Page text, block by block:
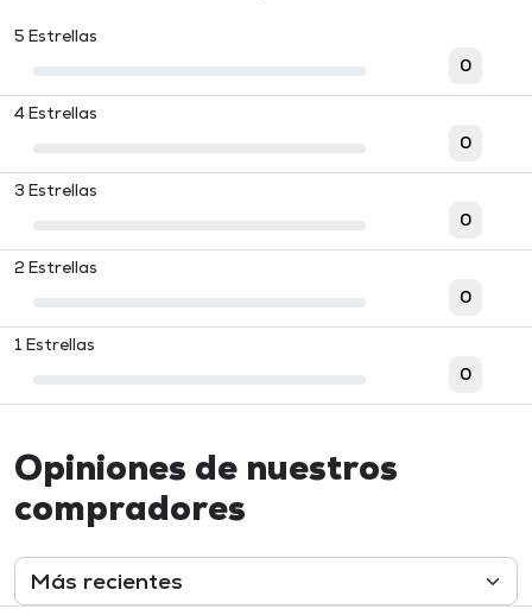
5 Estrellas
0
4 Estrellas
0
3 Estrellas
0
2 Estrellas
0
1 Estrellas
0
Opiniones de nuestros
compradores